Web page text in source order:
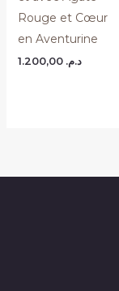
Rouge et Cœur
en Aventurine
د.م. 1.200,00